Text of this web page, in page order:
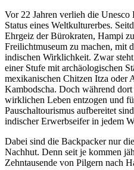
Vor 22 Jahren verlieh die Unesco
Status eines Weltkulturerbes.
Ehrgeiz der Bürokraten, Hampi
Freilichtmuseum zu machen, mit
indischen Wirklichkeit. Zwar
einer Stufe mit archäologischen
mexikanischen Chitzen Itza oder
Kambodscha. Doch während
wirklichen Leben entzogen und
Pauschaltourismus aufbereitet
indischer Erwerbseifer in jedem
Dabei sind die Backpacker nur
Nachhut. Denn seit je kommen
Zehntausende von Pilgern nach